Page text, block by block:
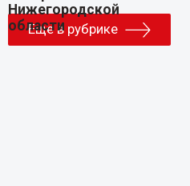
Еще в рубрике